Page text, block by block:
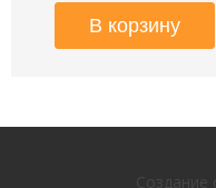
Создание